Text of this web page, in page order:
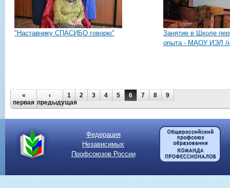
"Наставнику СПАСИБО говорю"
Занятие в Школе
опыта - МАОУ ИЭЛ /
Страницы
«
первая
‹
предыдущая
1 2 3 4 5 6 7 8 9
Федерация
Независимых
Профсоюзов России